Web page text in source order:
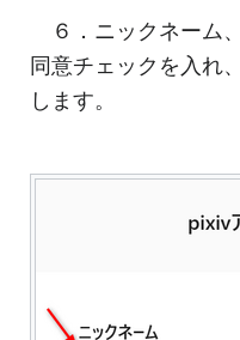
６．ニックネーム
同意チェックを入れ
します。